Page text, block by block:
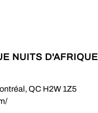
NUITS D'AFRIQUE
QC H2W 1Z5